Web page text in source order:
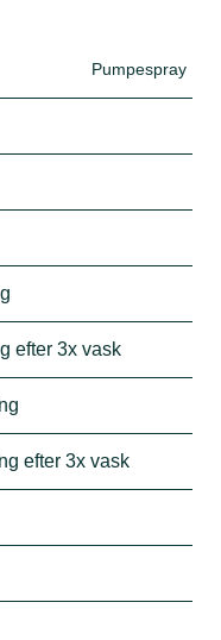
Pumpespray
efter 3x vask
efter 3x vask